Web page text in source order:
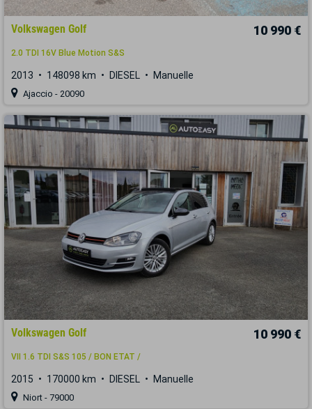
Volkswagen Golf 10 990 €
2.0 TDI 16V Blue Motion S&S
2013 148098 km DIESEL Manuelle
Ajaccio - 20090
Volkswagen Golf 10 990 €
VII 1.6 TDI S&S 105 / BON ETAT /
2015 170000 km DIESEL Manuelle
Niort - 79000